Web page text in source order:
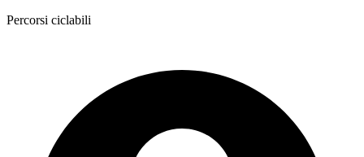
Percorsi ciclabili